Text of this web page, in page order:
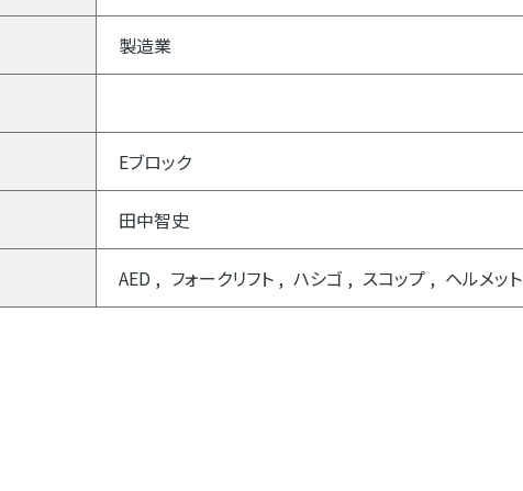
製造業
Eブロック
田中智史
AED フォークリフト ハシゴ スコップ ヘルメット